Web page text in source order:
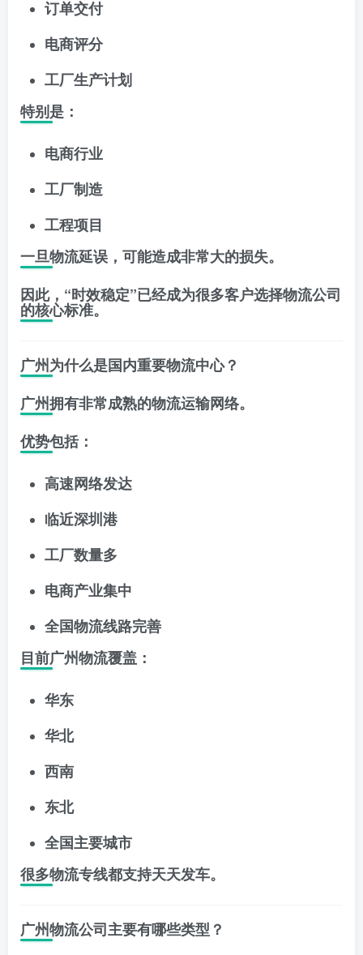
订单交付
电商评分
工厂生产计划
特别是：
电商行业
工厂制造
工程项目
一旦物流延误，可能造成非常大的损失。
因此，“时效稳定”已经成为很多客户选择物流公司
的核心标准。
广州为什么是国内重要物流中心？
广州拥有非常成熟的物流运输网络。
优势包括：
高速网络发达
临近深圳港
工厂数量多
电商产业集中
全国物流线路完善
目前广州物流覆盖：
华东
华北
西南
东北
全国主要城市
很多物流专线都支持天天发车。
广州物流公司主要有哪些类型？